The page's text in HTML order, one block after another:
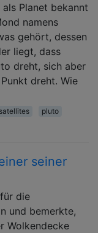
Planet bekannt
namens
gehört, dessen
liegt, dass
dreht, sich aber
dreht. Wie
pluto
seiner
die
und bemerkte,
Wolkendecke